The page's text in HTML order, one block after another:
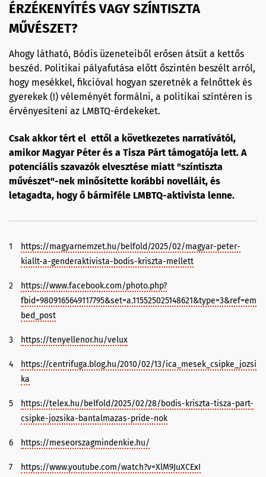
ÉRZÉKENYÍTÉS VAGY SZÍNTISZTA
MŰVÉSZET?
Ahogy látható, Bódis üzeneteiből erősen átsüt a kettős
beszéd. Politikai pályafutása előtt őszintén beszélt arról,
hogy mesékkel, fikcióval hogyan szeretnék a felnőttek és
gyerekek (!) véleményét formálni, a politikai színtéren is
érvényesíteni az LMBTQ-érdekeket.
Csak akkor tért el ettől a következetes narratívától,
amikor Magyar Péter és a Tisza Párt támogatója lett. A
potenciális szavazók elvesztése miatt "színtiszta
művészet"-nek minősítette korábbi novelláit, és
letagadta, hogy ő bármiféle LMBTQ-aktivista lenne.
1
https://magyarnemzet.hu/belfold/2025/02/magyar-peter-
kiallt-a-genderaktivista-bodis-kriszta-mellett
2
https://www.facebook.com/photo.php?
fbid=9809165649117795&set=a.115525025148621&type=3&ref=em
bed_post
3 https://tenyellenor.hu/velux
4
https://centrifuga.blog.hu/2010/02/13/ica_mesek_csipke_jozsi
ka
5
https://telex.hu/belfold/2025/02/28/bodis-kriszta-tisza-part-
csipke-jozsika-bantalmazas-pride-nok
6 https://meseorszagmindenkie.hu/
7 https://www.youtube.com/watch?v=XlM9JuXCExI